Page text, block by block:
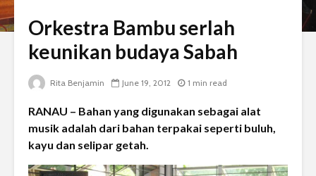
Orkestra Bambu serlah
keunikan budaya Sabah
Rita Benjamin June 19, 2012 1 min read
RANAU – Bahan yang digunakan sebagai alat
musik adalah dari bahan terpakai seperti buluh,
kayu dan selipar getah.